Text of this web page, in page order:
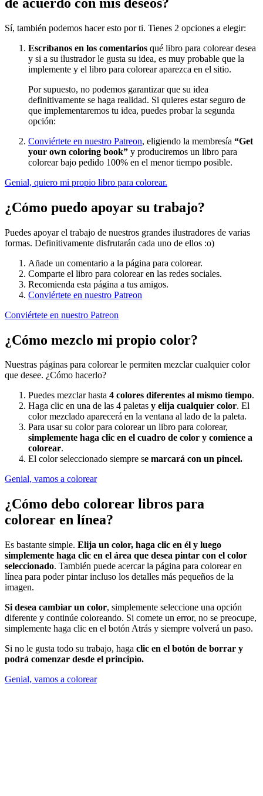
Sí, también podemos hacer esto por ti. Tienes 2 opciones a elegir:
Escríbanos en los comentarios qué libro para colorear desea
y si a su ilustrador le gusta su idea, es muy probable que la
implemente y el libro para colorear aparezca en el sitio.
Por supuesto, no podemos garantizar que su idea
definitivamente se haga realidad. Si quieres estar seguro de
que implementaremos tu idea, puedes probar la segunda
opción:
Conviértete en nuestro Patreon, eligiendo la membresía “Get
your own coloring book” y produciremos un libro para
colorear bajo pedido 100% en el menor tiempo posible.
Genial, quiero mi propio libro para colorear.
¿Cómo puedo apoyar su trabajo?
Puedes apoyar el trabajo de nuestros grandes ilustradores de varias
formas. Definitivamente disfrutarán cada uno de ellos :o)
Añade un comentario a la página para colorear.
Comparte el libro para colorear en las redes sociales.
Recomienda esta página a tus amigos.
Conviértete en nuestro Patreon
Conviértete en nuestro Patreon
¿Cómo mezclo mi propio color?
Nuestras páginas para colorear le permiten mezclar cualquier color
que desee. ¿Cómo hacerlo?
Puedes mezclar hasta 4 colores diferentes al mismo tiempo.
Haga clic en una de las 4 paletas y elija cualquier color. El
color mezclado aparecerá en la ventana al lado de la paleta.
Para usar su color para colorear un libro para colorear,
simplemente haga clic en el cuadro de color y comience a
colorear.
El color seleccionado siempre se marcará con un pincel.
Genial, vamos a colorear
¿Cómo debo colorear libros para
colorear en línea?
Es bastante simple. Elija un color, haga clic en él y luego
simplemente haga clic en el área que desea pintar con el color
seleccionado. También puede acercar la página para colorear en
línea para poder pintar incluso los detalles más pequeños de la
imagen.
Si desea cambiar un color, simplemente seleccione una opción
diferente y continúe coloreando. Si comete un error, no se preocupe,
simplemente haga clic en el botón Atrás y siempre volverá un paso.
Si no le gusta todo su trabajo, haga clic en el botón de borrar y
podrá comenzar desde el principio.
Genial, vamos a colorear